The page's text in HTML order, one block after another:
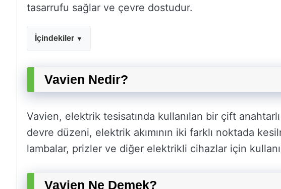
tasarrufu sağlar ve çevre dostudur.
İçindekiler
Vavien Nedir?
Vavien, elektrik tesisatında kullanılan bir çift
devre düzeni, elektrik akımının iki farklı noktada
lambalar, prizler ve diğer elektrikli cihazlar için
Vavien Ne Demek?